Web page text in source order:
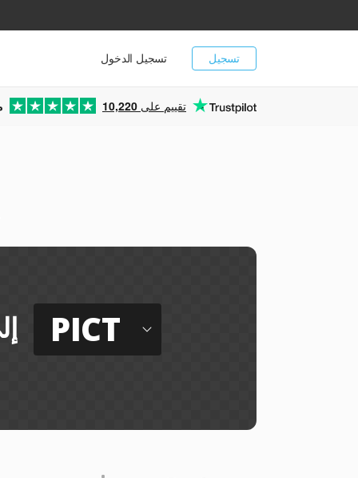
تسجيل تسجيل الدخول
10,220 تقييم على
PICT